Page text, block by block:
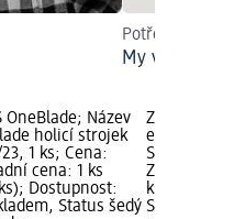
Potřebují muži
My v dm
OneBlade; Název
holicí strojek
1 ks; Cena:
cena: 1 ks
Dostupnost:
Status šedý
Značka:
elektrický
Series 3, 1
Základní
ks);
Skladem,